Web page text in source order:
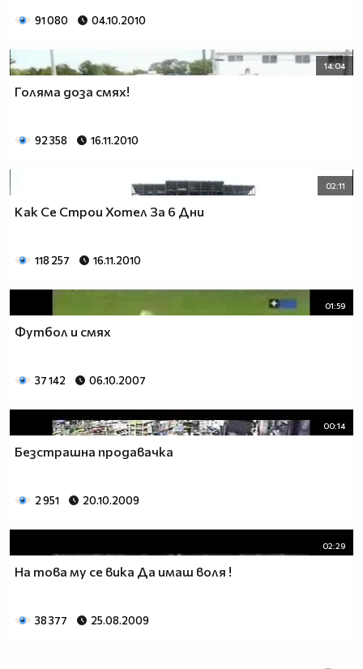
91 080 04.10.2010
14:04
Голяма доза смях!
92 358 16.11.2010
02:11
Как Се Строи Хотел За 6 Дни
118 257 16.11.2010
01:59
Футбол и смях
37 142 06.10.2007
00:14
Безстрашна продавачка
2 951 20.10.2009
02:29
На това му се вика Да имаш воля !
38 377 25.08.2009